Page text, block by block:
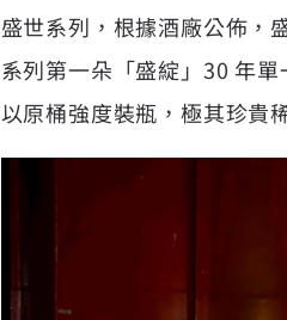
盛世系列，根據酒廠公佈，
系列第一朵「盛綻」30 年
以原桶強度裝瓶，極其珍貴